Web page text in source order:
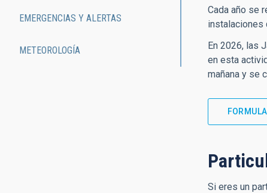
Cada año se
instalaciones
En 2026, las
en esta
mañana y se
Si eres un
EMERGENCIAS Y ALERTAS
METEOROLOGÍA